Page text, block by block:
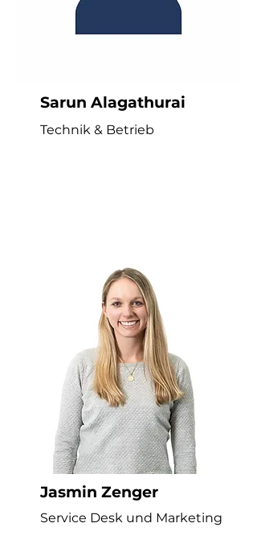
Sarun Alagathurai
Technik & Betrieb
Jasmin Zenger
Service Desk und Marketing